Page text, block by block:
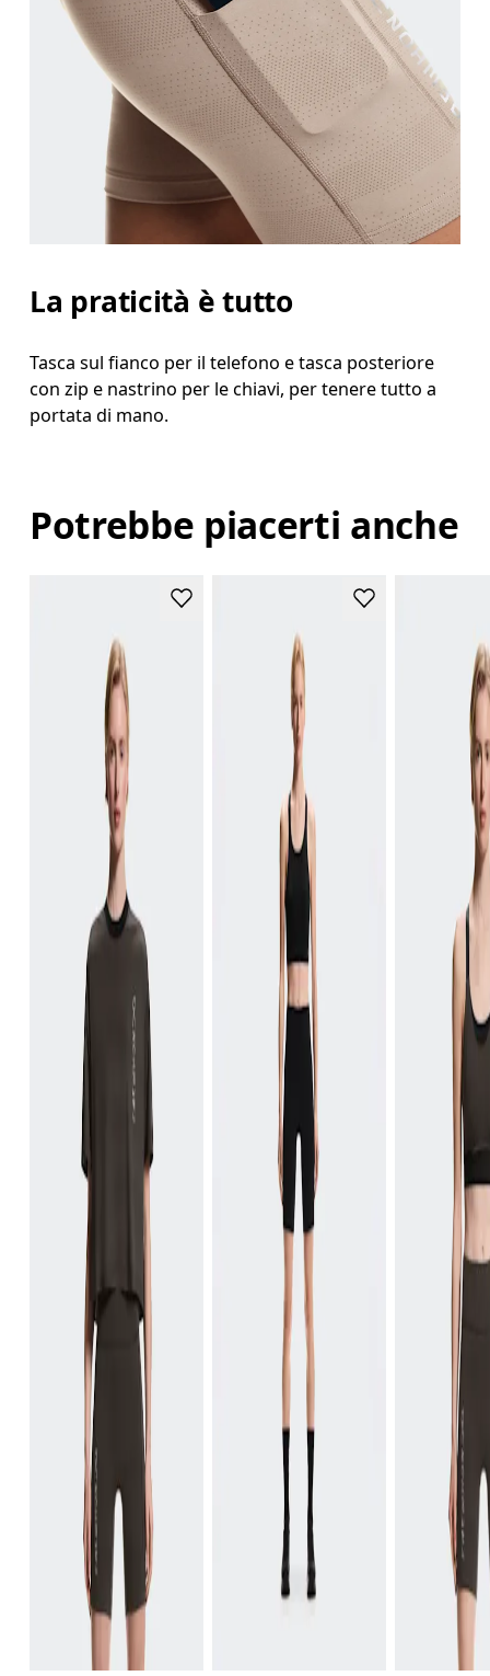
La praticità è tutto
Tasca sul fianco per il telefono e tasca posteriore
con zip e nastrino per le chiavi, per tenere tutto a
portata di mano.
Potrebbe piacerti anche